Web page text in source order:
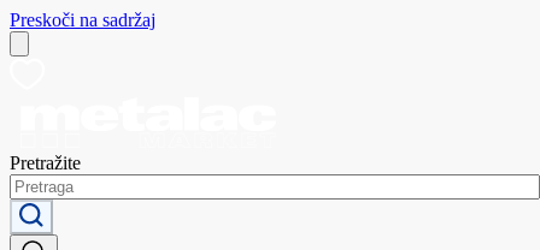
Preskoči na sadržaj
Pretražite